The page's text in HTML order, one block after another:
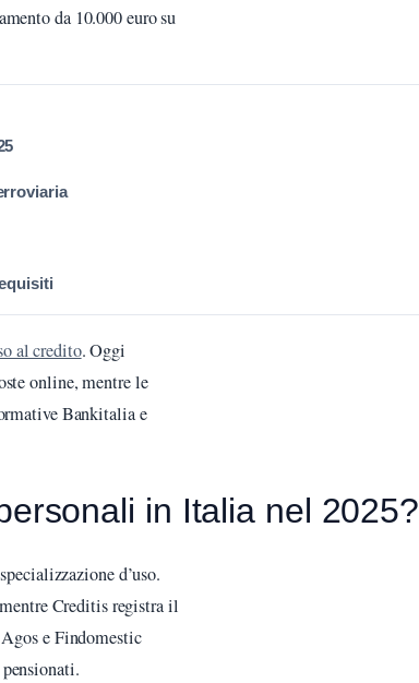
da 10.000 euro su
al credito. Oggi
online, mentre le
Bankitalia e
in Italia nel 2025?
d’uso.
Creditis registra il
e Findomestic